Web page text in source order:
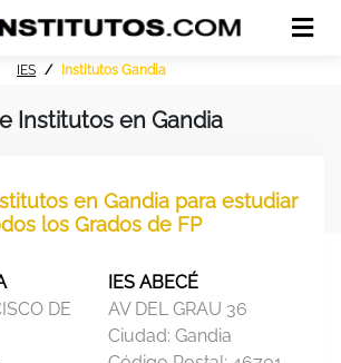
IES Institutos Gandia
e Institutos en Gandia
en Gandia para estudiar
los Grados de FP
DE
IES ABECÉ
AV DEL GRAU 36
Ciudad: Gandia